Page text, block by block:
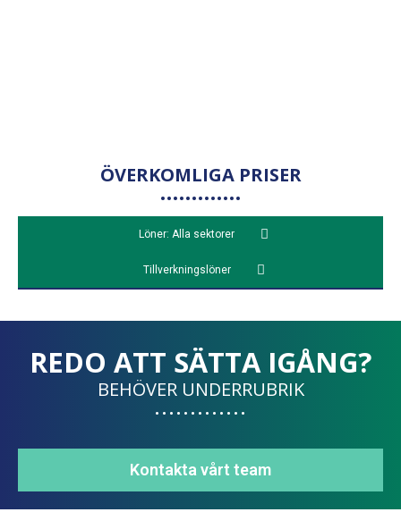
ÖVERKOMLIGA PRISER
Löner: Alla sektorer
Tillverkningslöner
REDO ATT SÄTTA IGÅNG?
BEHÖVER UNDERRUBRIK
Kontakta vårt team